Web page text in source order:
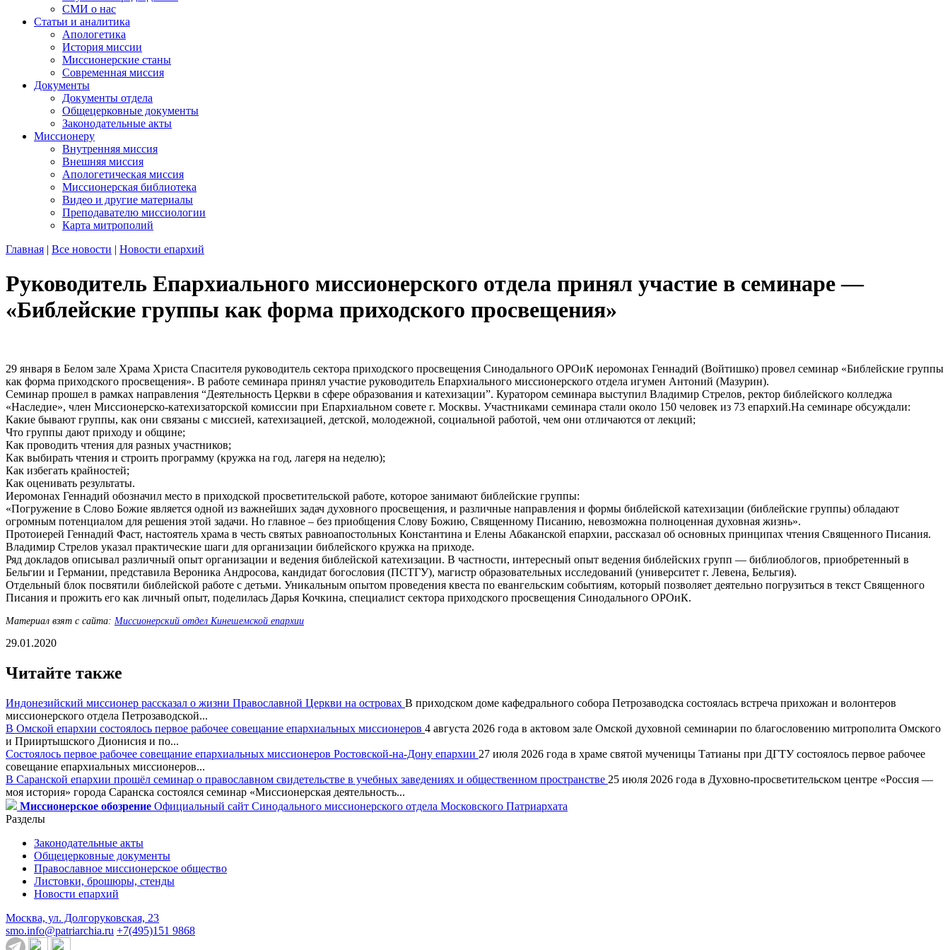
СМИ о нас
Статьи и аналитика
Апологетика
История миссии
Миссионерские станы
Современная миссия
Документы
Документы отдела
Общецерковные документы
Законодательные акты
Миссионеру
Внутренняя миссия
Внешняя миссия
Апологетическая миссия
Миссионерская библиотека
Видео и другие материалы
Преподавателю миссиологии
Карта митрополий
Главная | Все новости | Новости епархий
Руководитель Епархиального миссионерского отдела принял участие в семинаре —
«Библейские группы как форма приходского просвещения»
29 января в Белом зале Храма Христа Спасителя руководитель сектора приходского просвещения Синодального ОРОиК иеромонах Геннадий (Войтишко) провел семинар «Библейские группы
как форма приходского просвещения». В работе семинара принял участие руководитель Епархиального миссионерского отдела игумен Антоний (Мазурин).
Семинар прошел в рамках направления “Деятельность Церкви в сфере образования и катехизации”. Куратором семинара выступил Владимир Стрелов, ректор библейского колледжа
«Наследие», член Миссионерско-катехизаторской комиссии при Епархиальном совете г. Москвы. Участниками семинара стали около 150 человек из 73 епархий.На семинаре обсуждали:
Какие бывают группы, как они связаны с миссией, катехизацией, детской, молодежной, социальной работой, чем они отличаются от лекций;
Что группы дают приходу и общине;
Как проводить чтения для разных участников;
Как выбирать чтения и строить программу (кружка на год, лагеря на неделю);
Как избегать крайностей;
Как оценивать результаты.
Иеромонах Геннадий обозначил место в приходской просветительской работе, которое занимают библейские группы:
«Погружение в Слово Божие является одной из важнейших задач духовного просвещения, и различные направления и формы библейской катехизации (библейские группы) обладают
огромным потенциалом для решения этой задачи. Но главное – без приобщения Слову Божию, Священному Писанию, невозможна полноценная духовная жизнь».
Протоиерей Геннадий Фаст, настоятель храма в честь святых равноапостольных Константина и Елены Абаканской епархии, рассказал об основных принципах чтения Священного Писания.
Владимир Стрелов указал практические шаги для организации библейского кружка на приходе.
Ряд докладов описывал различный опыт организации и ведения библейской катехизации. В частности, интересный опыт ведения библейских групп — библиоблогов, приобретенный в
Бельгии и Германии, представила Вероника Андросова, кандидат богословия (ПСТГУ), магистр образовательных исследований (университет г. Левена, Бельгия).
Отдельный блок посвятили библейской работе с детьми. Уникальным опытом проведения квеста по евангельским событиям, который позволяет деятельно погрузиться в текст Священного
Писания и прожить его как личный опыт, поделилась Дарья Кочкина, специалист сектора приходского просвещения Синодального ОРОиК.
Материал взят с сайта: Миссионерский отдел Кинешемской епархии
29.01.2020
Читайте также
Индонезийский миссионер рассказал о жизни Православной Церкви на островах В приходском доме кафедрального собора Петрозаводска состоялась встреча прихожан и волонтеров
миссионерского отдела Петрозаводской...
В Омской епархии состоялось первое рабочее совещание епархиальных миссионеров 4 августа 2026 года в актовом зале Омской духовной семинарии по благословению митрополита Омского
и Прииртышского Дионисия и по...
Состоялось первое рабочее совещание епархиальных миссионеров Ростовской-на-Дону епархии 27 июля 2026 года в храме святой мученицы Татианы при ДГТУ состоялось первое рабочее
совещание епархиальных миссионеров...
В Саранской епархии прошёл семинар о православном свидетельстве в учебных заведениях и общественном пространстве 25 июля 2026 года в Духовно-просветительском центре «Россия —
моя история» города Саранска состоялся семинар «Миссионерская деятельность...
Миссионерское обозрение Официальный сайт Синодального миссионерского отдела Московского Патриархата
Разделы
Законодательные акты
Общецерковные документы
Православное миссионерское общество
Листовки, брошюры, стенды
Новости епархий
Москва, ул. Долгоруковская, 23
smo.info@patriarchia.ru +7(495)151 9868